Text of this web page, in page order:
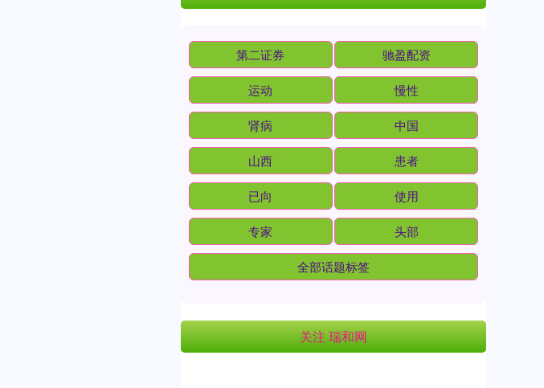
第二证券 驰盈配资
运动 慢性
肾病 中国
山西 患者
已向 使用
专家 头部
全部话题标签
关注 瑞和网